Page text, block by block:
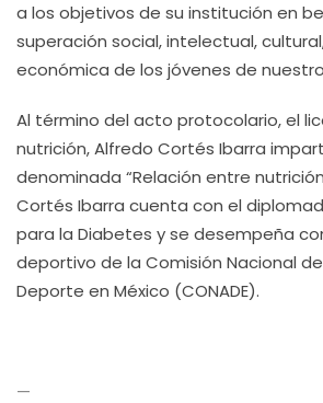
a los objetivos de su institución en
superación social, intelectual,
económica de los jóvenes de
Al término del acto protocolario, el
nutrición, Alfredo Cortés Ibarra
denominada “Relación entre
Cortés Ibarra cuenta con el
para la Diabetes y se desempeña
deportivo de la Comisión Nacional
Deporte en México (CONADE).
—